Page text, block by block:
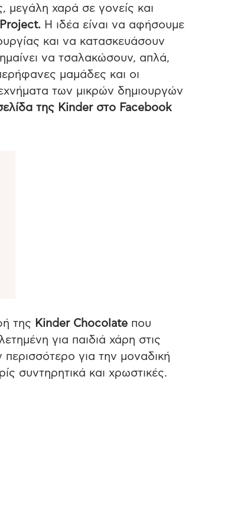
μεγάλη χαρά σε γονείς και
Η ιδέα είναι να αφήσουμε
και να κατασκευάσουν
να τσαλακώσουν, απλά,
μαμάδες και οι
των μικρών δημιουργών
της Κinder στο Facebook
της Kinder Chocolate που
για παιδιά χάρη στις
περισσότερο για την μοναδική
συντηρητικά και χρωστικές.